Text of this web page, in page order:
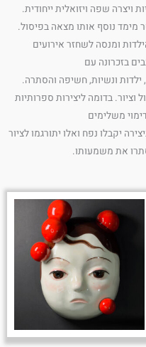
ויצרה שפה ויזואלית ייחודית.
מימד נוסף אותו מצאה בפיסול.
ומנסה לשחזר אירועים
בזכרונה עם
ילדות ונשיות, חשיפה והסתרה.
וציור. בדומה ליצירות ספרותיות
משלימים
יקבלו נפח ואלו יתורגמו לציור
את משמעותו.